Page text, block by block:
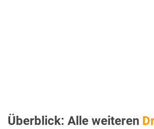
Überblick: Alle weiteren